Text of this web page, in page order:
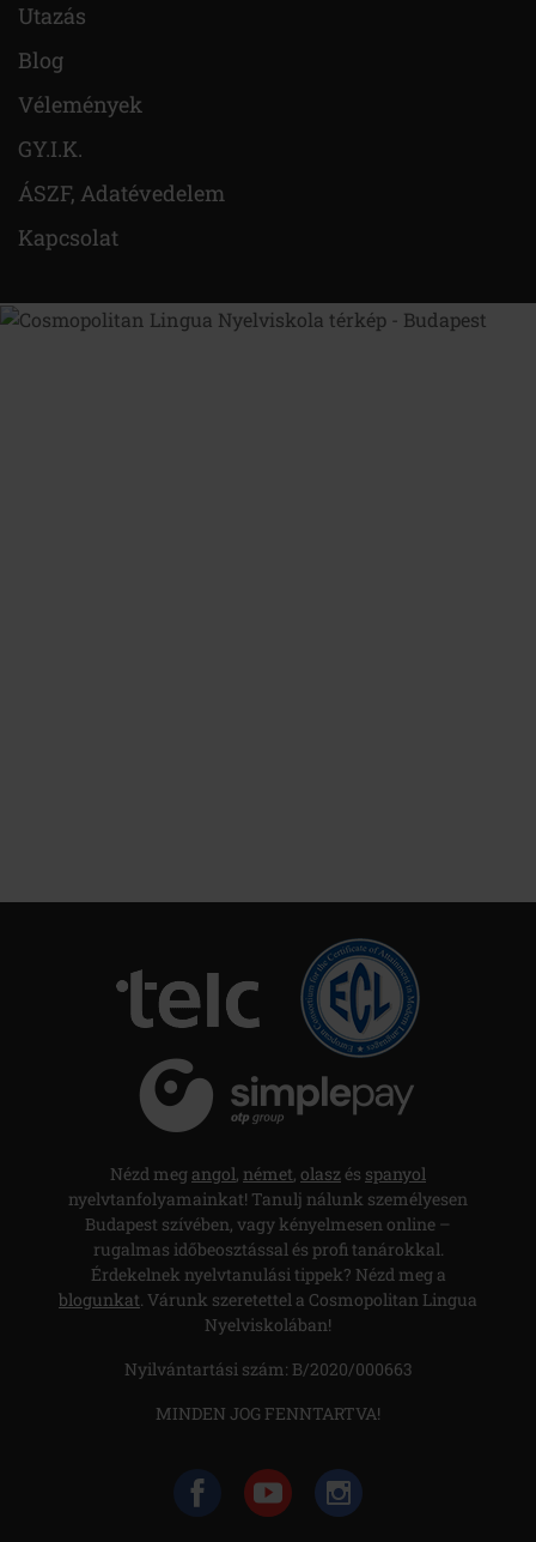
Utazás
Blog
Vélemények
GY.I.K.
ÁSZF, Adatévedelem
Kapcsolat
Nézd meg angol, német, olaszés spanyol
nyelvtanfolyamainkat! Tanulj nálunk személyesen
Budapest szívében, vagy kényelmesen online –
rugalmas időbeosztással és profi tanárokkal.
Érdekelnek nyelvtanulási tippek? Nézd meg a
blogunkat. Várunk szeretettel a Cosmopolitan Lingua
Nyelviskolában!
Nyilvántartási szám: B/2020/000663
MINDEN JOG FENNTARTVA!